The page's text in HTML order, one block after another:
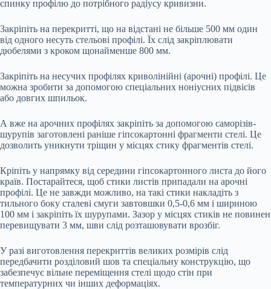
спинку профілю до потрібного радіусу кривизни.
Закріпіть на перекритті, що на відстані не більше 500 мм один
від одного несуть стельові профілі. Їх слід закріплювати
дюбелями з кроком щонайменше 800 мм.
Закріпіть на несучих профілях криволінійні (арочні) профілі. Це
можна зробити за допомогою спеціальних ноніусних підвісів
або довгих шпильок.
А вже на арочних профілях закріпіть за допомогою саморізів-
шурупів заготовлені раніше гіпсокартонні фрагменти стелі. Це
дозволить уникнути тріщин у місцях стику фрагментів стелі.
Кріпіть у напрямку від середини гіпсокартонного листа до його
країв. Постарайтеся, щоб стики листів припадали на арочні
профілі. Це не завжди можливо, на такі стики накладіть з
тильного боку сталеві смуги завтовшки 0,5-0,6 мм і шириною
100 мм і закріпіть їх шурупами. Зазор у місцях стиків не повинен
перевищувати 3 мм, шви слід розташовувати врозбіг.
У разі виготовлення перекриттів великих розмірів слід
передбачити розділовий шов та спеціальну конструкцію, що
забезпечує вільне переміщення стелі щодо стін при
температурних чи інших деформаціях.